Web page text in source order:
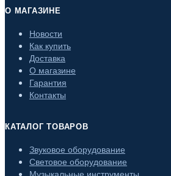
О МАГАЗИНЕ
Новости
Как купить
Доставка
О магазине
Гарантия
Контакты
КАТАЛОГ ТОВАРОВ
Звуковое оборудование
Световое оборудование
Музыкальные инструменты